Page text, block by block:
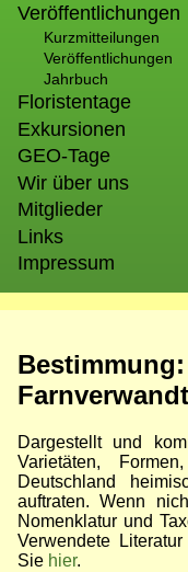
Veröffentlichungen
Kurzmitteilungen
Veröffentlichungen
Jahrbuch
Floristentage
Exkursionen
GEO-Tage
Wir über uns
Mitglieder
Links
Impressum
Dargestellt und
Varietäten,
Deutschland
auftraten. Wenn
Nomenklatur und
Verwendete
Sie hier.